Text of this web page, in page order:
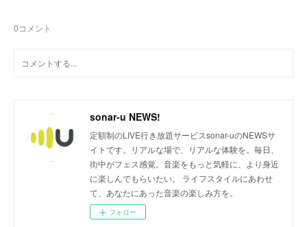
0コメント
sonar-u NEWS!
定額制のLIVE行き放題サービスsonar-uのNEWSサ
イトです。リアルな場で、リアルな体験を。毎日、
街中がフェス感覚。音楽をもっと気軽に、より身近
に楽しんでもらいたい。 ライフスタイルにあわせ
て、あなたにあった音楽の楽しみ方を。
フォロー